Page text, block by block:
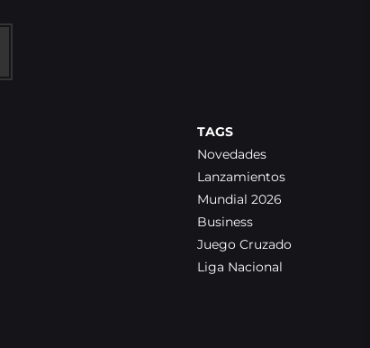
TAGS
Novedades
Lanzamientos
Mundial 2026
Business
Juego Cruzado
Liga Nacional